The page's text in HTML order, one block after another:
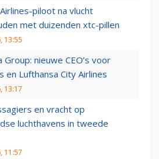
piloot na vlucht
met duizenden xtc-pillen
13:55
Group: nieuwe CEO’s voor
en Lufthansa City Airlines
13:17
en vracht op
luchthavens in tweede
11:57